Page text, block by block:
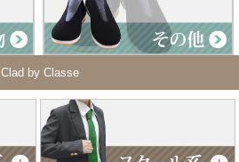
Clad by Classe